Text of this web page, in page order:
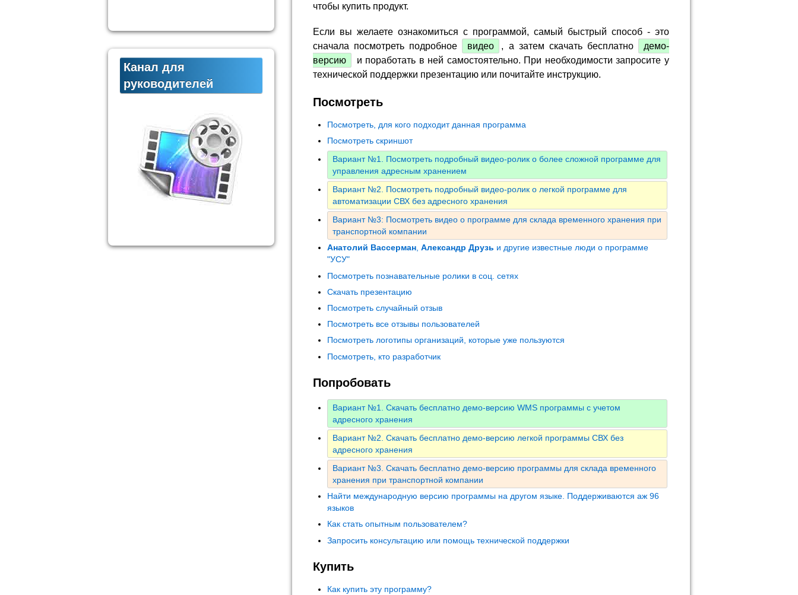
чтобы купить продукт.
Если вы желаете ознакомиться с программой, самый быстрый способ - это
сначала посмотреть подробное
видео , а затем скачать бесплатно
демо-
версию
и поработать в ней самостоятельно. При необходимости запросите у
технической поддержки презентацию или почитайте инструкцию.
Посмотреть
Посмотреть, для кого подходит данная программа
Посмотреть скриншот
Вариант №1. Посмотреть подробный видео-ролик о более сложной программе для
управления адресным хранением
Вариант №2. Посмотреть подробный видео-ролик о легкой программе для
автоматизации СВХ без адресного хранения
Вариант №3: Посмотреть видео о программе для склада временного хранения при
транспортной компании
Анатолий Вассерман, Александр Друзь и другие известные люди о программе
"УСУ"
Посмотреть познавательные ролики в соц. сетях
Скачать презентацию
Посмотреть случайный отзыв
Посмотреть все отзывы пользователей
Посмотреть логотипы организаций, которые уже пользуются
Посмотреть, кто разработчик
Попробовать
Вариант №1. Скачать бесплатно демо-версию WMS программы с учетом
адресного хранения
Вариант №2. Скачать бесплатно демо-версию легкой программы СВХ без
адресного хранения
Вариант №3. Скачать бесплатно демо-версию программы для склада временного
хранения при транспортной компании
Найти международную версию программы на другом языке. Поддерживаются аж 96
языков
Как стать опытным пользователем?
Запросить консультацию или помощь технической поддержки
Купить
Как купить эту программу?
Канал для
руководителей